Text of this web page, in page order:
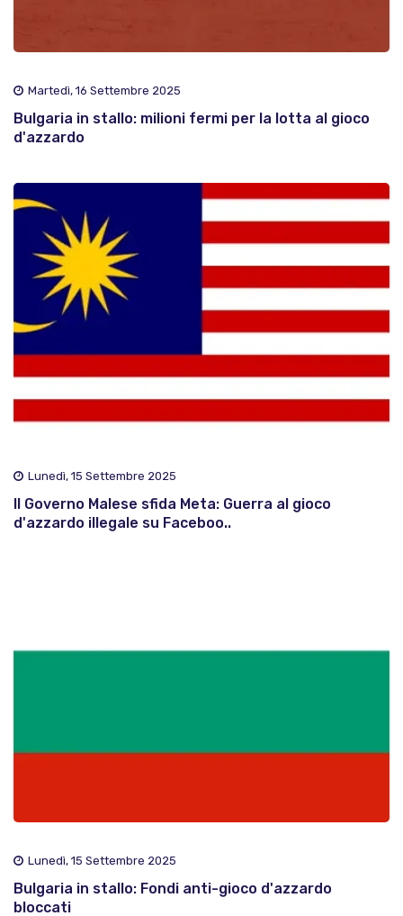
Martedì, 16 Settembre 2025
Bulgaria in stallo: milioni fermi per la lotta al gioco
d'azzardo
Lunedì, 15 Settembre 2025
Il Governo Malese sfida Meta: Guerra al gioco
d'azzardo illegale su Faceboo..
Lunedì, 15 Settembre 2025
Bulgaria in stallo: Fondi anti-gioco d'azzardo
bloccati